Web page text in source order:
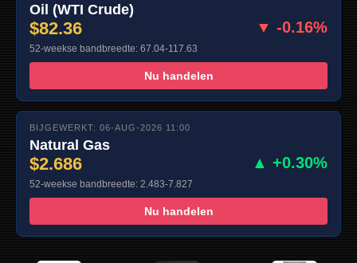
Oil (WTI Crude)
$82.36 ▼ -0.16%
52-weekse bandbreedte: 67.04-117.63
Nu handelen
BIJGEWERKT: 06-AUG-2026 11:00
Natural Gas
$2.686 ▲ +0.30%
52-weekse bandbreedte: 2.483-7.827
Nu handelen